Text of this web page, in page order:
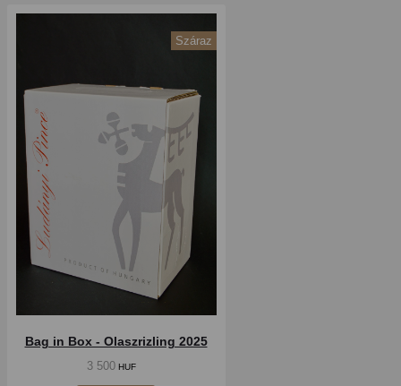
Száraz
Bag in Box - Olaszrizling 2025
3 500 HUF